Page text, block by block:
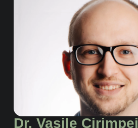
Dr. Vasile Cirimpei